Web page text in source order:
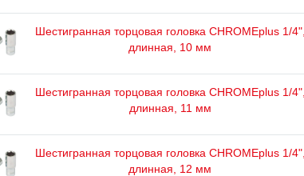
Шестигранная торцовая головка CHROMEplus 1/4",
длинная, 10 мм
Шестигранная торцовая головка CHROMEplus 1/4",
длинная, 11 мм
Шестигранная торцовая головка CHROMEplus 1/4",
длинная, 12 мм